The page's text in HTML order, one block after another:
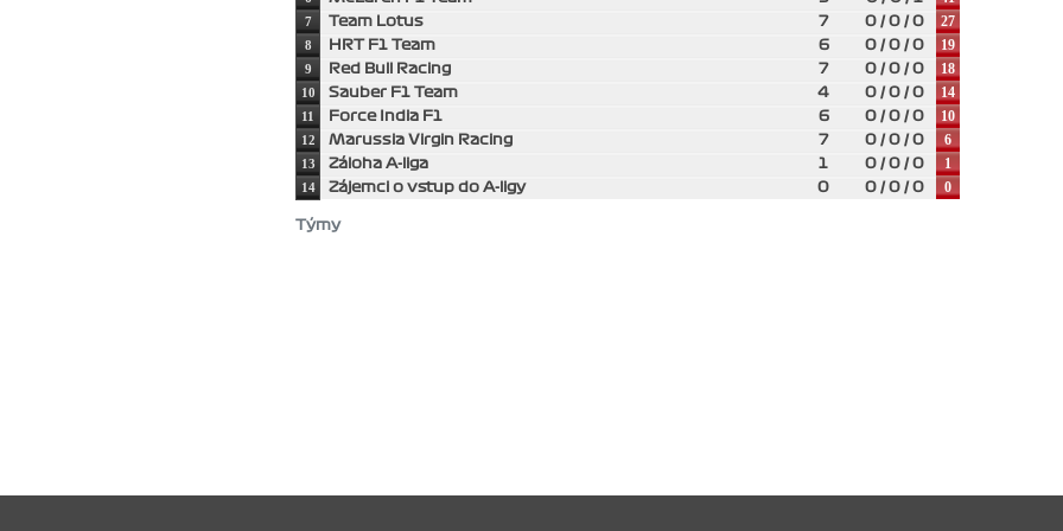
Týmy
7 Team Lotus 7 0 / 0 / 0 27
8 HRT F1 Team 6 0 / 0 / 0 19
9 Red Bull Racing 7 0 / 0 / 0 18
10 Sauber F1 Team 4 0 / 0 / 0 14
11 Force India F1 6 0 / 0 / 0 10
12 Marussia Virgin Racing 7 0 / 0 / 0 6
13 Záloha A-liga 1 0 / 0 / 0 1
14 Zájemci o vstup do A-ligy 0 0 / 0 / 0 0